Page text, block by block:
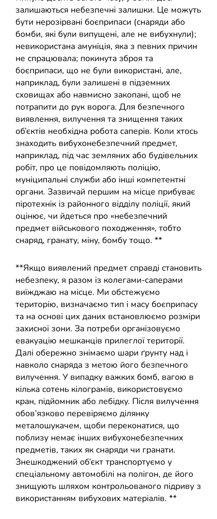
залишаються небезпечні залишки. Це можуть
бути нерозірвані боєприпаси (снаряди або
бомби, які були випущені, але не вибухнули);
невикористана амуніція, яка з певних причин
не спрацювала; покинута зброя та
боєприпаси, що не були використані, але,
наприклад, були залишені в підземних
сховищах або навмисно закопані, щоб не
потрапити до рук ворога. Для безпечного
виявлення, вилучення та знищення таких
об’єктів необхідна робота саперів. Коли хтось
знаходить вибухонебезпечний предмет,
наприклад, під час земляних або будівельних
робіт, про це повідомляють поліцію,
муніципальні служби або інші компетентні
органи. Зазвичай першим на місце прибуває
піротехнік із районного відділу поліції, який
оцінює, чи йдеться про «небезпечний
предмет військового походження», тобто
снаряд, гранату, міну, бомбу тощо. **
**Якщо виявлений предмет справді становить
небезпеку, я разом із колегами-саперами
виїжджаю на місце. Ми обстежуємо
територію, визначаємо тип і масу боєприпасу
та на основі цих даних встановлюємо розміри
захисної зони. За потреби організовуємо
евакуацію мешканців прилеглої території.
Далі обережно знімаємо шари ґрунту над і
навколо снаряда з метою його безпечного
вилучення. У випадку важких бомб, вагою в
кілька сотень кілограмів, використовуємо
кран, підйомник або лебідку. Після вилучення
обов’язково перевіряємо ділянку
металошукачем, щоби переконатися, що
поблизу немає інших вибухонебезпечних
предметів, таких як снаряди чи гранати.
Знешкоджений об’єкт транспортуємо у
спеціальному автомобілі на полігон, де його
знищують шляхом контрольованого підриву з
використанням вибухових матеріалів. **